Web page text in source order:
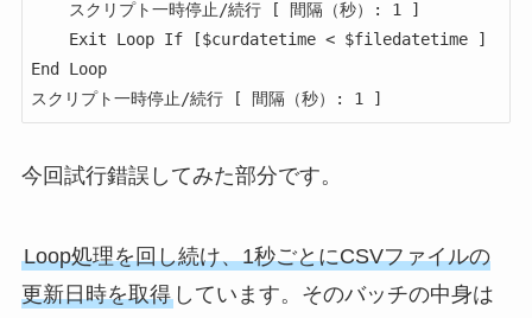
End Loop
今回試行錯誤してみた部分です。
Loop処理を回し続け、1秒ごとにCSVファイルの
更新日時を取得しています。そのバッチの中身は